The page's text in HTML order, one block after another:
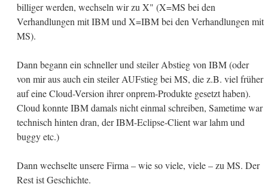
billiger werden, wechseln wir zu X" (X=MS bei den
Verhandlungen mit IBM und X=IBM bei den Verhandlungen mit
MS).
Dann begann ein schneller und steiler Abstieg von IBM (oder
von mir aus auch ein steiler AUFstieg bei MS, die z.B. viel früher
auf eine Cloud-Version ihrer onprem-Produkte gesetzt haben).
Cloud konnte IBM damals nicht einmal schreiben, Sametime war
technisch hinten dran, der IBM-Eclipse-Client war lahm und
buggy etc.)
Dann wechselte unsere Firma – wie so viele, viele – zu MS. Der
Rest ist Geschichte.